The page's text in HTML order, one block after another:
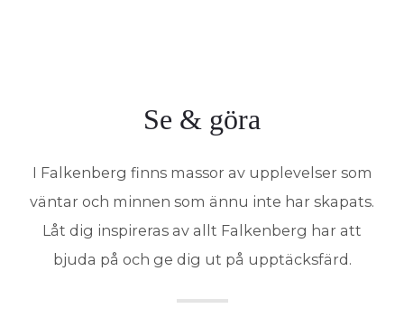
Se & göra
I Falkenberg finns massor av upplevelser som
väntar och minnen som ännu inte har skapats.
Låt dig inspireras av allt Falkenberg har att
bjuda på och ge dig ut på upptäcksfärd.